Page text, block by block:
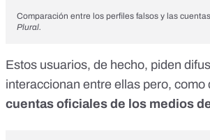
Comparación entre los perfiles falsos y las
Plural.
Estos usuarios, de hecho, piden
interaccionan entre ellas pero, como
cuentas oficiales de los medios